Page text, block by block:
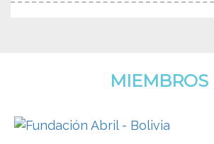
MIEMBROS